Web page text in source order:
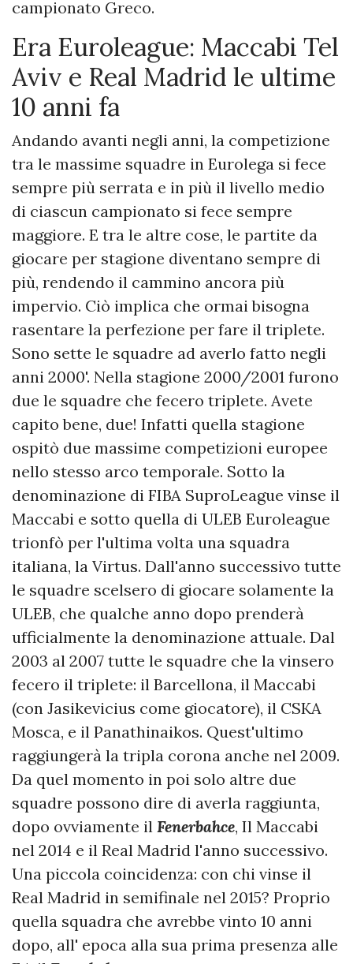
campionato Greco.
Era Euroleague: Maccabi Tel
Aviv e Real Madrid le ultime
10 anni fa
Andando avanti negli anni, la competizione
tra le massime squadre in Eurolega si fece
sempre più serrata e in più il livello medio
di ciascun campionato si fece sempre
maggiore. E tra le altre cose, le partite da
giocare per stagione diventano sempre di
più, rendendo il cammino ancora più
impervio. Ciò implica che ormai bisogna
rasentare la perfezione per fare il triplete.
Sono sette le squadre ad averlo fatto negli
anni 2000'. Nella stagione 2000/2001 furono
due le squadre che fecero triplete. Avete
capito bene, due! Infatti quella stagione
ospitò due massime competizioni europee
nello stesso arco temporale. Sotto la
denominazione di FIBA SuproLeague vinse il
Maccabi e sotto quella di ULEB Euroleague
trionfò per l'ultima volta una squadra
italiana, la Virtus. Dall'anno successivo tutte
le squadre scelsero di giocare solamente la
ULEB, che qualche anno dopo prenderà
ufficialmente la denominazione attuale. Dal
2003 al 2007 tutte le squadre che la vinsero
fecero il triplete: il Barcellona, il Maccabi
(con Jasikevicius come giocatore), il CSKA
Mosca, e il Panathinaikos. Quest'ultimo
raggiungerà la tripla corona anche nel 2009.
Da quel momento in poi solo altre due
squadre possono dire di averla raggiunta,
dopo ovviamente il Fenerbahce, Il Maccabi
nel 2014 e il Real Madrid l'anno successivo.
Una piccola coincidenza: con chi vinse il
Real Madrid in semifinale nel 2015? Proprio
quella squadra che avrebbe vinto 10 anni
dopo, all' epoca alla sua prima presenza alle